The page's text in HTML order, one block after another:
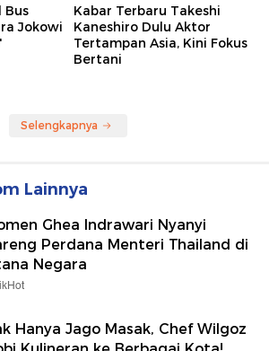
Bus
Jokowi
Kabar Terbaru Takeshi
Kaneshiro Dulu Aktor
Tertampan Asia, Kini Fokus
Bertani
Selengkapnya
Lainnya
Ghea Indrawari Nyanyi
Perdana Menteri Thailand di
Negara
Hanya Jago Masak, Chef Wilgoz